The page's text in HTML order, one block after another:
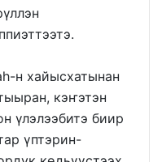
н хайысхатынан
кэҥэтэн
үлэлээбитэ биир
үптэрин-